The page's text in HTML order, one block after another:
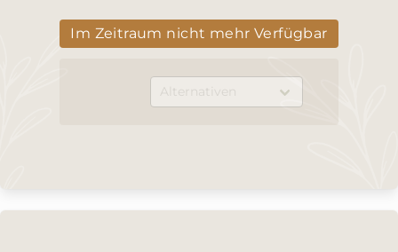
Im Zeitraum nicht mehr Verfügbar